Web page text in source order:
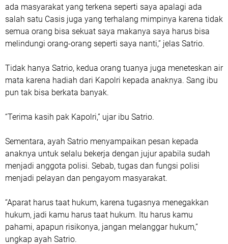
ada masyarakat yang terkena seperti saya apalagi ada
salah satu Casis juga yang terhalang mimpinya karena tidak
semua orang bisa sekuat saya makanya saya harus bisa
melindungi orang-orang seperti saya nanti,” jelas Satrio.
Tidak hanya Satrio, kedua orang tuanya juga meneteskan air
mata karena hadiah dari Kapolri kepada anaknya. Sang ibu
pun tak bisa berkata banyak.
“Terima kasih pak Kapolri,” ujar ibu Satrio.
Sementara, ayah Satrio menyampaikan pesan kepada
anaknya untuk selalu bekerja dengan jujur apabila sudah
menjadi anggota polisi. Sebab, tugas dan fungsi polisi
menjadi pelayan dan pengayom masyarakat.
“Aparat harus taat hukum, karena tugasnya menegakkan
hukum, jadi kamu harus taat hukum. Itu harus kamu
pahami, apapun risikonya, jangan melanggar hukum,”
ungkap ayah Satrio.